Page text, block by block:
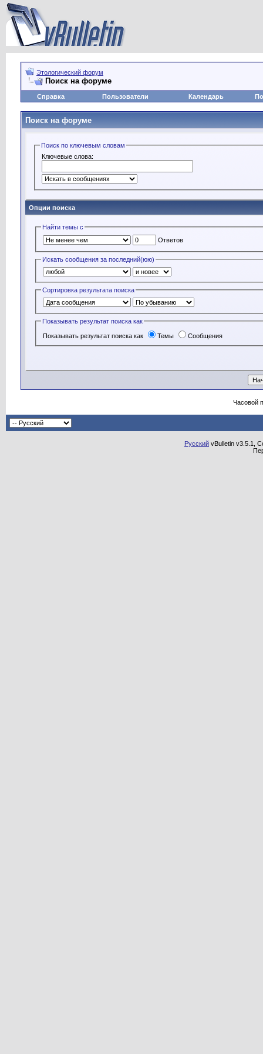
Этологический форум
Поиск на форуме
Справка Пользователи Календарь
Поиск на форуме
Поиск по ключевым словам
Ключевые слова:
Опции поиска
Найти темы с
Ответов
Искать сообщения за последний(юю)
Сортировка результата поиска
Показывать результат поиска как
Показывать результат поиска как Темы Сообщения
Часовой
Русский vBulletin v3.5.1,